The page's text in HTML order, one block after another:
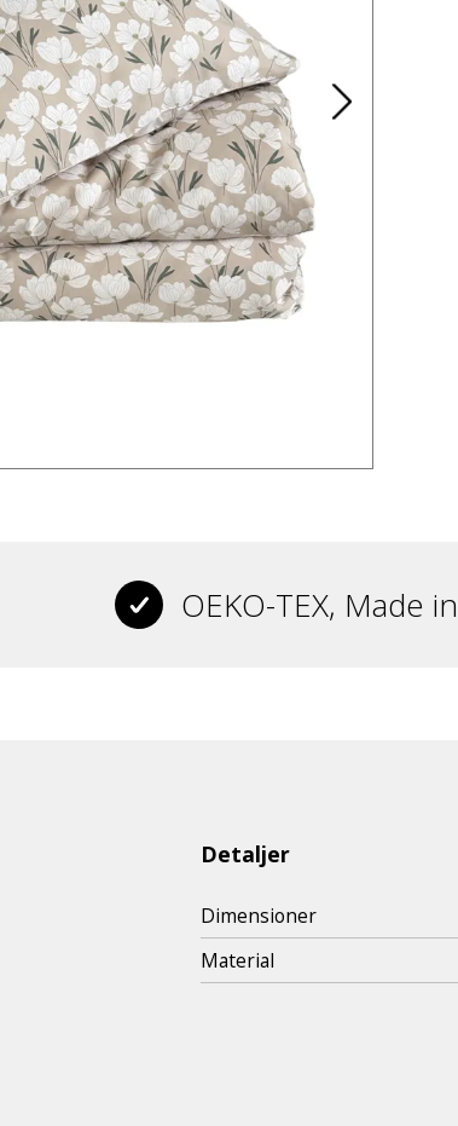
OEKO-TEX, Made
Detaljer
Dimensioner
Material